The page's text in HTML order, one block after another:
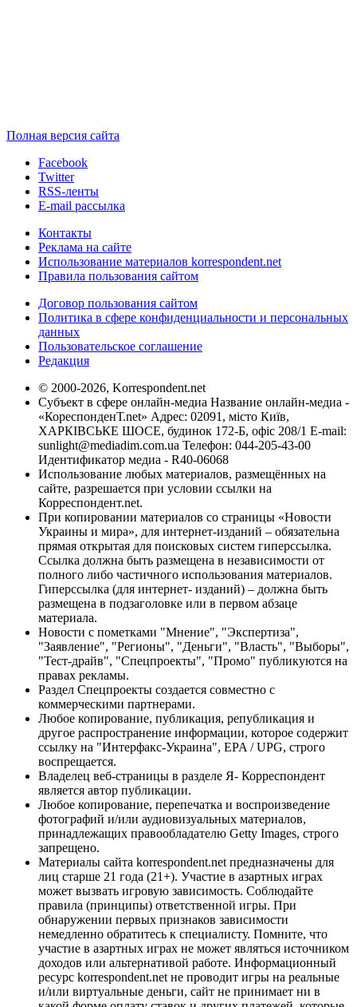
Полная версия сайта
Facebook
Twitter
RSS-ленты
E-mail рассылка
Контакты
Реклама на сайте
Использование материалов korrespondent.net
Правила пользования сайтом
Договор пользования сайтом
Политика в сфере конфиденциальности и персональных
данных
Пользовательское соглашение
Редакция
© 2000-2026, Korrespondent.net
Субъект в сфере онлайн-медиа Название онлайн-медиа -
«КореспонденТ.net» Адрес: 02091, місто Київ,
ХАРКІВСЬКЕ ШОСЕ, будинок 172-Б, офіс 208/1 E-mail:
sunlight@mediadim.com.ua Телефон: 044-205-43-00
Идентификатор медиа - R40-06068
Использование любых материалов, размещённых на
сайте, разрешается при условии ссылки на
Корреспондент.net.
При копировании материалов со страницы «Новости
Украины и мира», для интернет-изданий – обязательна
прямая открытая для поисковых систем гиперссылка.
Ссылка должна быть размещена в независимости от
полного либо частичного использования материалов.
Гиперссылка (для интернет- изданий) – должна быть
размещена в подзаголовке или в первом абзаце
материала.
Новости с пометками "Мнение", "Экспертиза",
"Заявление", "Регионы", "Деньги", "Власть", "Выборы",
"Тест-драйв", "Спецпроекты", "Промо" публикуются на
правах рекламы.
Раздел Спецпроекты создается совместно с
коммерческими партнерами.
Любое копирование, публикация, републикация и
другое распространение информации, которое содержит
ссылку на "Интерфакс-Украина", EPA / UPG, строго
воспрещается.
Владелец веб-страницы в разделе Я- Корреспондент
является автор публикации.
Любое копирование, перепечатка и воспроизведение
фотографий и/или аудиовизуальных материалов,
принадлежащих правообладателю Getty Images, строго
запрещено.
Материалы сайта korrespondent.net предназначены для
лиц старше 21 года (21+). Участие в азартных играх
может вызвать игровую зависимость. Соблюдайте
правила (принципы) ответственной игры. При
обнаружении первых признаков зависимости
немедленно обратитесь к специалисту. Помните, что
участие в азартных играх не может являться источником
доходов или альтернативой работе. Информационный
ресурс korrespondent.net не проводит игры на реальные
и/или виртуальные деньги, сайт не принимает ни в